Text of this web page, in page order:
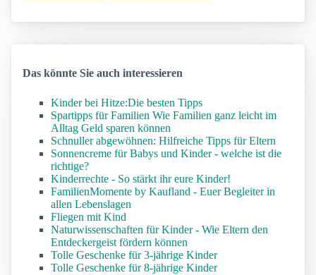
Das könnte Sie auch interessieren
Kinder bei Hitze:Die besten Tipps
Spartipps für Familien Wie Familien ganz leicht im
Alltag Geld sparen können
Schnuller abgewöhnen: Hilfreiche Tipps für Eltern
Sonnencreme für Babys und Kinder - welche ist die
richtige?
Kinderrechte - So stärkt ihr eure Kinder!
FamilienMomente by Kaufland - Euer Begleiter in
allen Lebenslagen
Fliegen mit Kind
Naturwissenschaften für Kinder - Wie Eltern den
Entdeckergeist fördern können
Tolle Geschenke für 3-jährige Kinder
Tolle Geschenke für 8-jährige Kinder